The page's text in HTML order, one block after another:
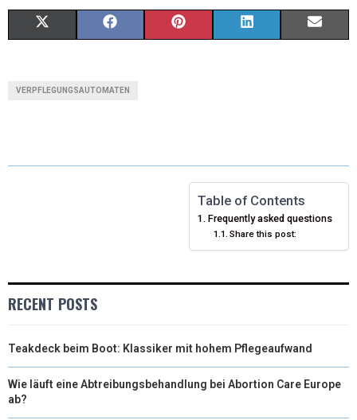
T
)
O R
E
T
D
I
N
VERPFLEGUNGSAUTOMATEN
Table of Contents
Frequently asked questions
Share this post:
RECENT POSTS
Teakdeck beim Boot: Klassiker mit hohem Pflegeaufwand
Wie läuft eine Abtreibungsbehandlung bei Abortion Care Europe
ab?